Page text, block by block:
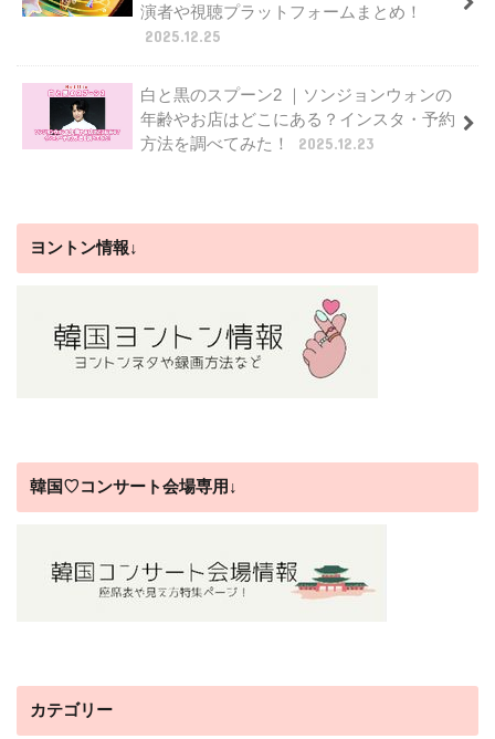
演者や視聴プラットフォームまとめ！
2025.12.25
白と黒のスプーン2 ｜ソンジョンウォンの
年齢やお店はどこにある？インスタ・予約
方法を調べてみた！
2025.12.23
ヨントン情報↓
韓国♡コンサート会場専用↓
カテゴリー